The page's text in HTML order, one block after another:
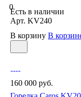
0
Есть в наличии
Арт. KV240
В корзину В
160 000 руб.